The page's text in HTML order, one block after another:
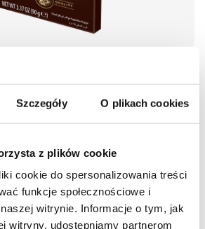
Szczegóły O plikach cookies
z plików cookie
cookie do spersonalizowania treści
funkcje społecznościowe i
witrynie. Informacje o tym, jak
witryny, udostępniamy partnerom
64%
of dark premium chocolate with pieces
product does not contain artificial flavours
butter. Marked with Rainforest Alliance